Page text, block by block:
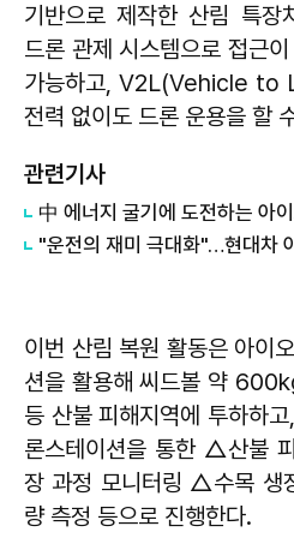
기반으로 제작한 산림 특장
드론 관제 시스템으로 접근
가능하고, V2L(Vehicle to
전력 없이도 드론 운용을 할
관련기사
中 에너지 굴기에 도전하는 아
이번 산림 복원 활동은 아이
션을 활용해 씨드볼 약
등 산불 피해지역에 투하하
론스테이션을 통한 △산불
장 과정 모니터링 △수목 생
량 측정 등으로 진행한다.